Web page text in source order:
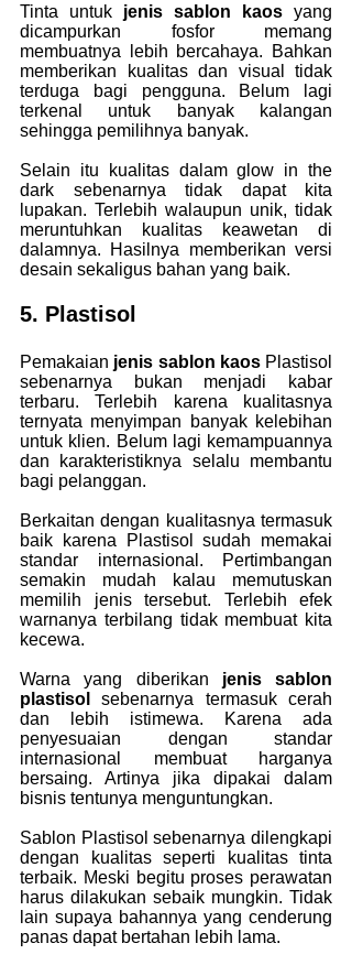
Tinta untuk jenis sablon kaos yang
dicampurkan fosfor memang
membuatnya lebih bercahaya. Bahkan
memberikan kualitas dan visual tidak
terduga bagi pengguna. Belum lagi
terkenal untuk banyak kalangan
sehingga pemilihnya banyak.
Selain itu kualitas dalam glow in the
dark sebenarnya tidak dapat kita
lupakan. Terlebih walaupun unik, tidak
meruntuhkan kualitas keawetan di
dalamnya. Hasilnya memberikan versi
desain sekaligus bahan yang baik.
5. Plastisol
Pemakaian jenis sablon kaos Plastisol
sebenarnya bukan menjadi kabar
terbaru. Terlebih karena kualitasnya
ternyata menyimpan banyak kelebihan
untuk klien. Belum lagi kemampuannya
dan karakteristiknya selalu membantu
bagi pelanggan.
Berkaitan dengan kualitasnya termasuk
baik karena Plastisol sudah memakai
standar internasional. Pertimbangan
semakin mudah kalau memutuskan
memilih jenis tersebut. Terlebih efek
warnanya terbilang tidak membuat kita
kecewa.
Warna yang diberikan jenis sablon
plastisol
sebenarnya termasuk cerah
dan lebih istimewa. Karena ada
penyesuaian dengan standar
internasional membuat harganya
bersaing. Artinya jika dipakai dalam
bisnis tentunya menguntungkan.
Sablon Plastisol sebenarnya dilengkapi
dengan kualitas seperti kualitas tinta
terbaik. Meski begitu proses perawatan
harus dilakukan sebaik mungkin. Tidak
lain supaya bahannya yang cenderung
panas dapat bertahan lebih lama.